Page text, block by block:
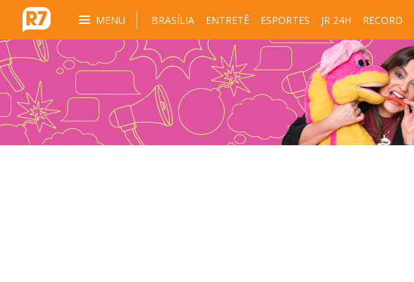
MENU BRASÍLIA ENTRETÊ ESPORTES JR 24H RECORD